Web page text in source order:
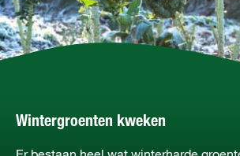
Wintergroenten kweken